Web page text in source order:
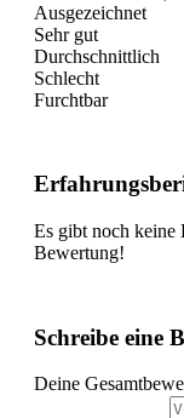
Ausgezeichnet
Sehr gut
Durchschnittlich
Schlecht
Furchtbar
Es gibt noch keine
Bewertung!
Schreibe eine
Deine